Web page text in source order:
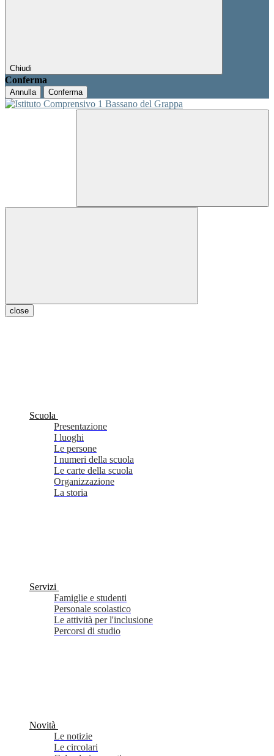
Chiudi
Conferma
Annulla Conferma
close
Scuola
Presentazione
I luoghi
Le persone
I numeri della scuola
Le carte della scuola
Organizzazione
La storia
Servizi
Famiglie e studenti
Personale scolastico
Le attività per l'inclusione
Percorsi di studio
Novità
Le notizie
Le circolari